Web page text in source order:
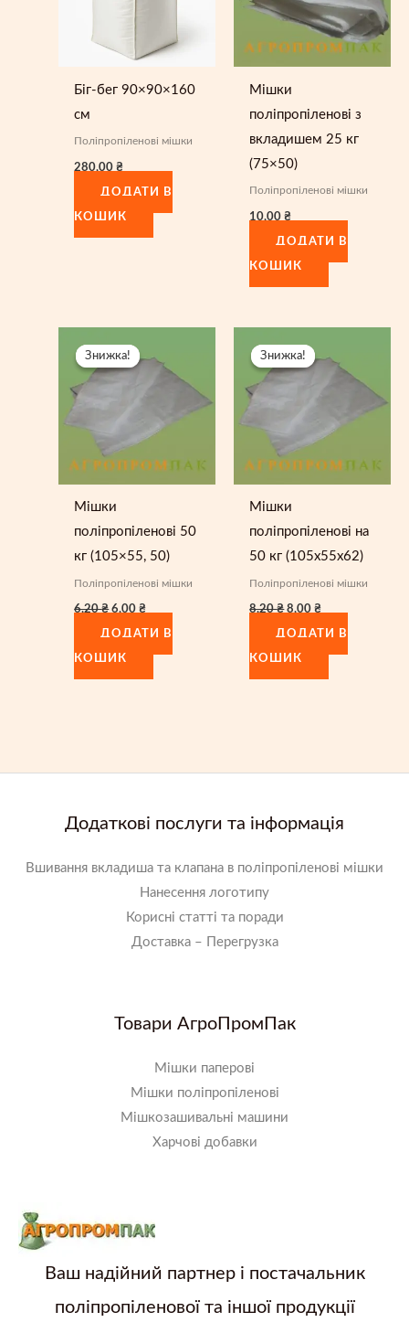
Біг-бег 90×90×160
см
Поліпропіленові мішки
280,00₴
ДОДАТИ В
КОШИК
Мішки
поліпропіленові з
вкладишем 25 кг
(75×50)
Поліпропіленові мішки
10,00₴
ДОДАТИ В
КОШИК
Знижка!
Знижка!
Мішки
поліпропіленові 50
кг (105×55, 50)
Поліпропіленові мішки
6,20₴ Оригінальна
6,20 ₴.
6,00₴
6,00 ₴.
ДОДАТИ В
КОШИК
Знижка!
Знижка!
Мішки
поліпропіленові на
50 кг (105x55x62)
Поліпропіленові мішки
8,20₴ Оригінальна
8,20 ₴.
8,00₴
8,00 ₴.
ДОДАТИ В
КОШИК
Додаткові послуги та інформація
Вшивання вкладиша та клапана в поліпропіленові мішки
Нанесення логотипу
Корисні статті та поради
Доставка – Перегрузка
Товари АгроПромПак
Мішки паперові
Мішки поліпропіленові
Мішкозашивальні машини
Харчові добавки
Ваш надійний партнер і постачальник
поліпропіленової та іншої продукції